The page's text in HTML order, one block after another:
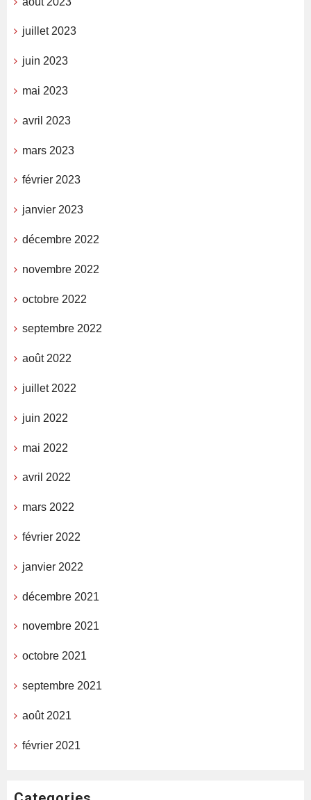
juillet 2023
juin 2023
mai 2023
avril 2023
mars 2023
février 2023
janvier 2023
décembre 2022
novembre 2022
octobre 2022
septembre 2022
août 2022
juillet 2022
juin 2022
mai 2022
avril 2022
mars 2022
février 2022
janvier 2022
décembre 2021
novembre 2021
octobre 2021
septembre 2021
août 2021
février 2021